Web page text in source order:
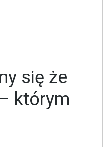
się że
którym